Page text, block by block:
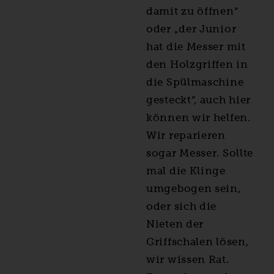
damit zu öffnen“
oder „der Junior
hat die Messer mit
den Holzgriffen in
die Spülmaschine
gesteckt“, auch hier
können wir helfen.
Wir reparieren
sogar Messer. Sollte
mal die Klinge
umgebogen sein,
oder sich die
Nieten der
Griffschalen lösen,
wir wissen Rat.